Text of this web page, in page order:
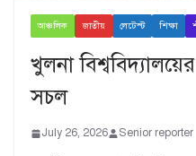
আঞ্চলিক জাতীয় লেটেস্ট শিক্ষা
খুলনা
সচল
July 26, 2026 Senior reporter